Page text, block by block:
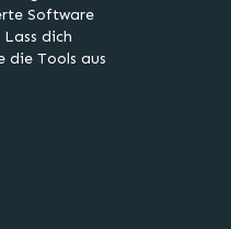
Software
dich
die Tools aus